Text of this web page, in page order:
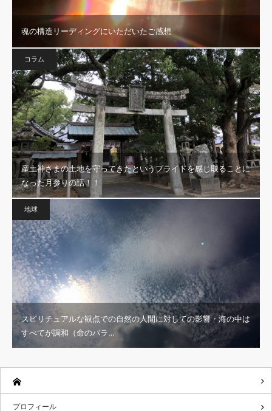
魂の構造リーディングにいただいたご感想
コラム
産土神さまの土地を守ってきたというプライドを感じ取ることに
なった月参りの話！！
地球
スピリチュアルな観点での自然の人間に対しての影響・海の中は
すべてが調和（命のバラ…
プロフィール